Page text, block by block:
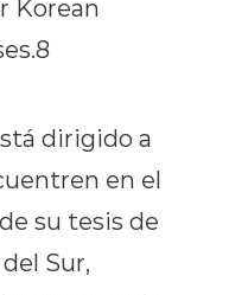
Korean
dirigido a
en el
su tesis de
Sur,